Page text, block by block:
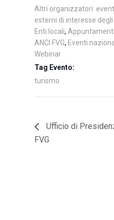
Altri organizzatori:
esterni di interesse degli
Enti locali, Appuntamenti
ANCI FVG, Eventi
Webinar
Tag Evento:
turismo
Ufficio di
FVG